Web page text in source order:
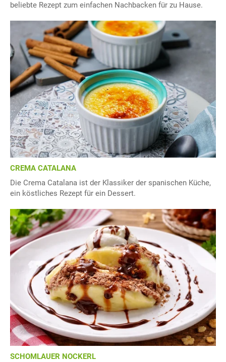
beliebte Rezept zum einfachen Nachbacken für zu Hause.
CREMA CATALANA
Die Crema Catalana ist der Klassiker der spanischen Küche,
ein köstliches Rezept für ein Dessert.
SCHOMLAUER NOCKERL